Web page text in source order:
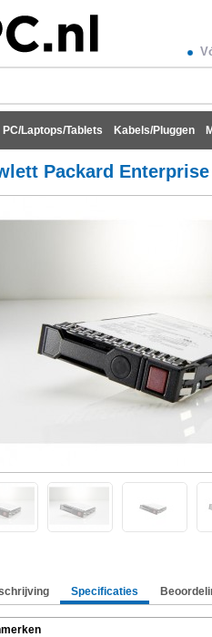
PC/Laptops/Tablets Kabels/Pluggen
Packard Enterprise
Specificaties